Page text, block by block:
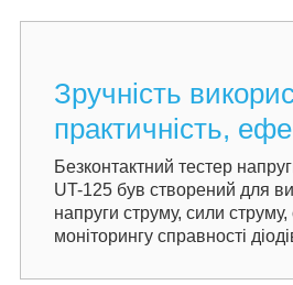
Зручність
практичність,
Безконтактний тестер
UT-125 був створений для
напруги струму, сили
моніторингу справності